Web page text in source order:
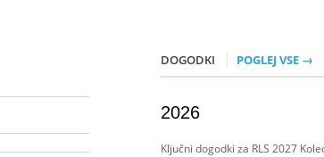
DOGODKI POGLEJ VSE →
2026
Ključni dogodki za RLS 2027